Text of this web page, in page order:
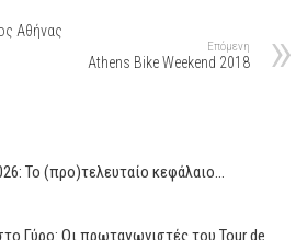
Αθήνας
Επόμενη
Athens Bike Weekend 2018
Το (προ)τελευταίο κεφάλαιο…
Γύρο: Οι πρωταγωνιστές του Tour de